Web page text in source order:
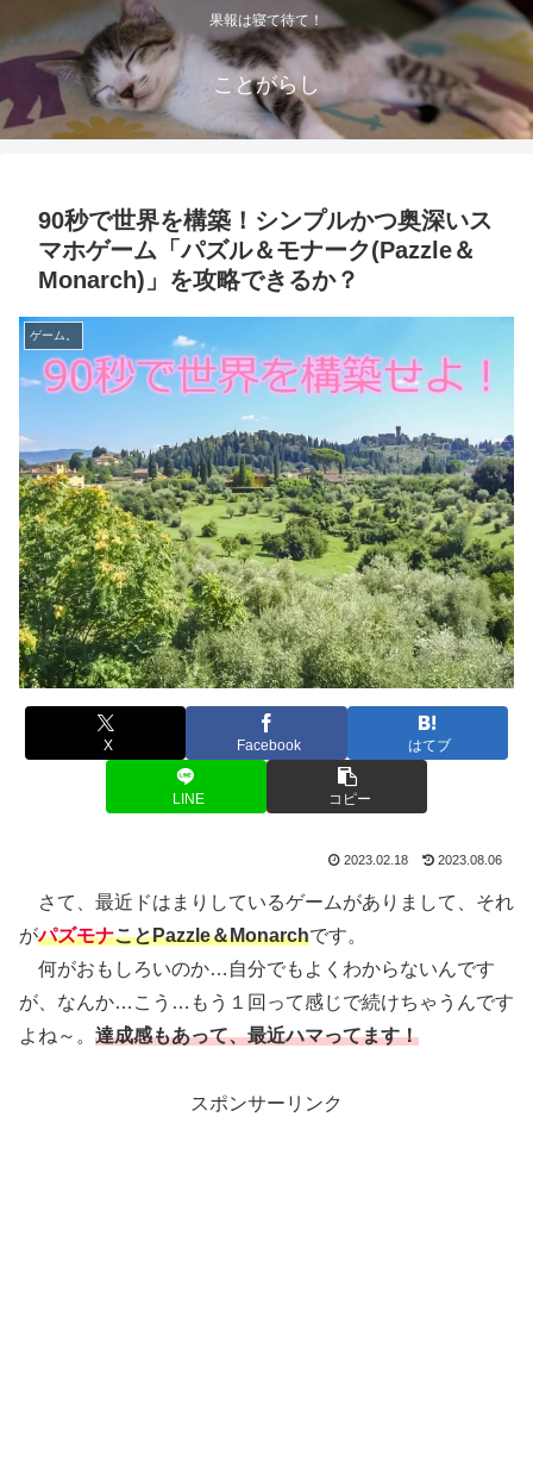
果報は寝て待て！
ことがらし
90秒で世界を構築！シンプルかつ奥深いス
マホゲーム「パズル＆モナーク(Pazzle＆
Monarch)」を攻略できるか？
ゲーム。
X Facebook はてブ
LINE コピー
2023.02.18 2023.08.06
さて、最近ドはまりしているゲームがありまして、それ
がパズモナことPazzle＆Monarchです。
何がおもしろいのか…自分でもよくわからないんです
が、なんか…こう…もう１回って感じで続けちゃうんです
よね～。 達成感もあって、最近ハマってます！
スポンサーリンク